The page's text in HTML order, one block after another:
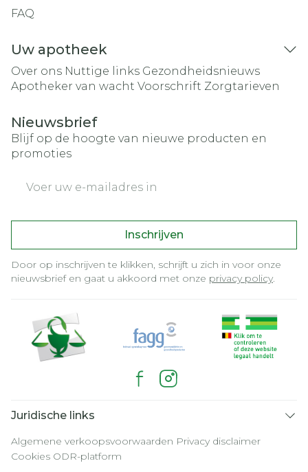
FAQ
Uw apotheek
Over ons Nuttige links Gezondheidsnieuws
Apotheker van wacht Voorschrift Zorgtarieven
Nieuwsbrief
Blijf op de hoogte van nieuwe producten en
promoties
Inschrijven
Door op inschrijven te klikken, schrijft u zich in voor onze
nieuwsbrief en gaat u akkoord met onze privacy policy.
Juridische links
Algemene verkoopsvoorwaarden Privacy disclaimer
Cookies ODR-platform